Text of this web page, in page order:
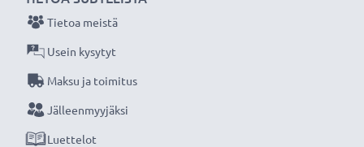
Tietoa meistä
Usein kysytyt
Maksu ja toimitus
Jälleenmyyjäksi
Luettelot